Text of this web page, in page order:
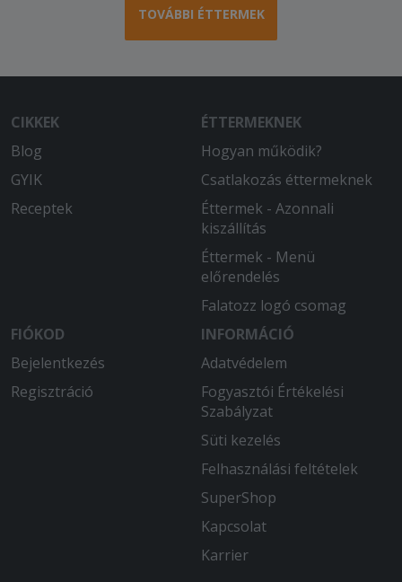
2025-10-09 - Lajos:
A megrendelt étel nagyon finom volt és
bőséges! Gyors kiszállítás!
az előre jelzettnél is gyorsabb, a futár
Szuper volt!
TOVÁBBI ÉTTERMEK
CIKKEK
Blog
GYIK
Receptek
ÉTTERMEKNEK
Hogyan működik?
Csatlakozás éttermeknek
Éttermek - Azonnali
kiszállítás
Éttermek - Menü
előrendelés
Falatozz logó csomag
FIÓKOD
Bejelentkezés
Regisztráció
INFORMÁCIÓ
Adatvédelem
Fogyasztói Értékelési
Szabályzat
Süti kezelés
Felhasználási feltételek
SuperShop
Kapcsolat
Karrier